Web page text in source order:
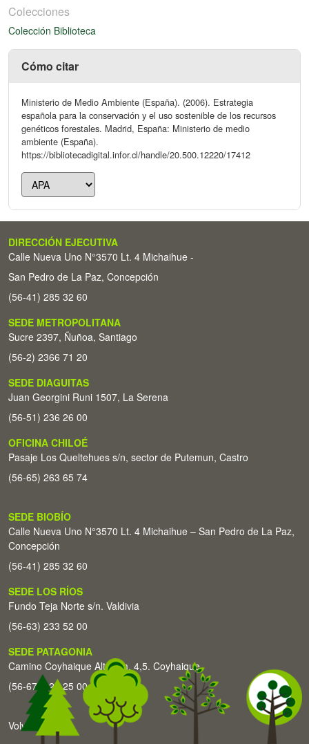
Colecciones
Colección Biblioteca
Cómo citar
Ministerio de Medio Ambiente (España). (2006). Estrategia
española para la conservación y el uso sostenible de los recursos
genéticos forestales. Madrid, España: Ministerio de medio
ambiente (España).
https://bibliotecadigital.infor.cl/handle/20.500.12220/17412
DIRECCIÓN EJECUTIVA
Calle Nueva Uno N°3570 Lt. 4 Michaihue -
San Pedro de La Paz, Concepción
(56-41) 285 32 60
SEDE METROPOLITANA
Sucre 2397, Ñuñoa, Santiago
(56-2) 2366 71 20
SEDE DIAGUITAS
Juan Georgini Runi 1507, La Serena
(56-51) 236 26 00
OFICINA CHILOÉ
Pasaje Los Queltehues s/n, sector de Putemun, Castro
(56-65) 263 65 74
SEDE BIOBÍO
Calle Nueva Uno N°3570 Lt. 4 Michaihue – San Pedro de La Paz,
Concepción
(56-41) 285 32 60
SEDE LOS RÍOS
Fundo Teja Norte s/n. Valdivia
(56-63) 233 52 00
SEDE PATAGONIA
Camino Coyhaique Alto Km. 4,5. Coyhaique
(56-67) 226 25 00
Volver arriba